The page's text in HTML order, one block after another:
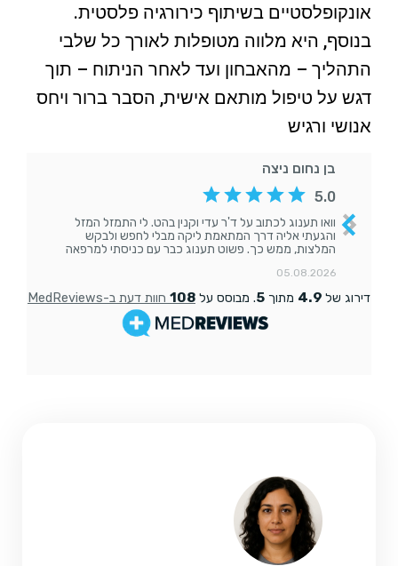
אונקופלסטיים בשיתוף כירורגיה פלסטית.
בנוסף, היא מלווה מטופלות לאורך כל שלבי
התהליך – מהאבחון ועד לאחר הניתוח – תוך
דגש על טיפול מותאם אישית, הסבר ברור ויחס
אנושי ורגיש